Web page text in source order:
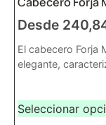
Desde
El cabecero Forja
elegante,
Seleccionar